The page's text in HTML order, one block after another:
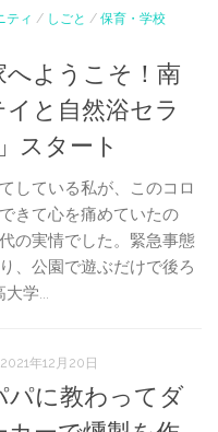
ティ / しごと / 保育・学校
ようこそ！南
と自然浴セラ
スタート
している私が、このコロ
きて心を痛めていたの
の実情でした。緊急事態
、公園で遊ぶだけで後ろ
学...
2021年12月20日
パに教わってダ